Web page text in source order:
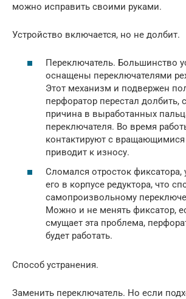
можно исправить своими руками.
Устройство включается, но не долбит.
Переключатель. Большинство
оснащены переключателями
Этот механизм и подвержен
перфоратор перестал долбить,
причина в выработанных
переключателя. Во время
контактируют с вращающимися
приводит к износу.
Сломался отросток
его в корпусе редуктора, что
самопроизвольному
Можно и не менять фиксатор,
смущает эта проблема,
будет работать.
Способ устранения.
Заменить переключатель. Но если